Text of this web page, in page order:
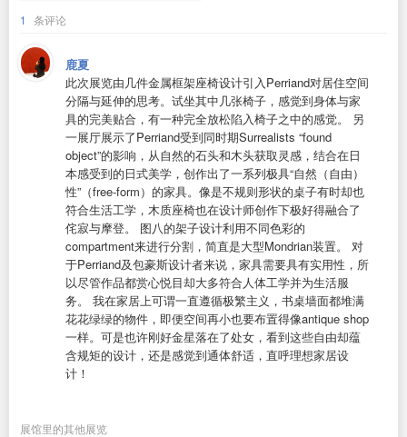
1 条评论
鹿夏
此次展览由几件金属框架座椅设计引入Perriand对居住空间
分隔与延伸的思考。试坐其中几张椅子，感觉到身体与家
具的完美贴合，有一种完全放松陷入椅子之中的感觉。 另
一展厅展示了Perriand受到同时期Surrealists “found
object”的影响，从自然的石头和木头获取灵感，结合在日
本感受到的日式美学，创作出了一系列极具“自然（自由）
性”（free-form）的家具。像是不规则形状的桌子有时却也
符合生活工学，木质座椅也在设计师创作下极好得融合了
侘寂与摩登。 图八的架子设计利用不同色彩的
compartment来进行分割，简直是大型Mondrian装置。 对
于Perriand及包豪斯设计者来说，家具需要具有实用性，所
以尽管作品都赏心悦目却大多符合人体工学并为生活服
务。 我在家居上可谓一直遵循极繁主义，书桌墙面都堆满
花花绿绿的物件，即便空间再小也要布置得像antique shop
一样。可是也许刚好金星落在了处女，看到这些自由却蕴
含规矩的设计，还是感觉到通体舒适，直呼理想家居设
计！
展馆里的其他展览